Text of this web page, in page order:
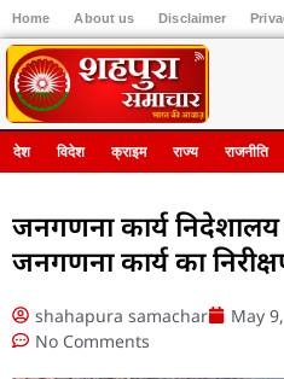
Home About us Disclaimer
देश विदेश क्राइम राज्य राजनीति
जनगणना कार्य
जनगणना कार्य का
shahapura samachar May
No Comments